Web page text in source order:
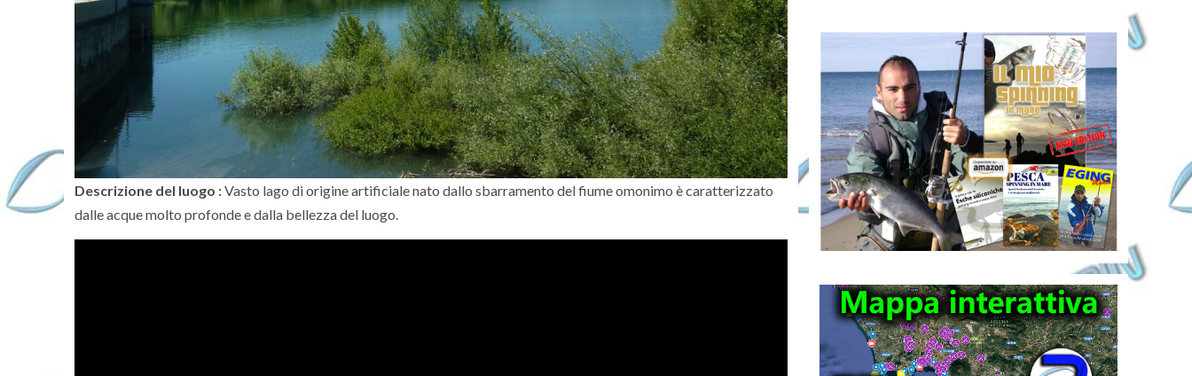
Descrizione del luogo :Vasto lago di origine artificiale nato dallo sbarramento del fiume omonimo è caratterizzato
dalle acque molto profonde e dalla bellezza del luogo.